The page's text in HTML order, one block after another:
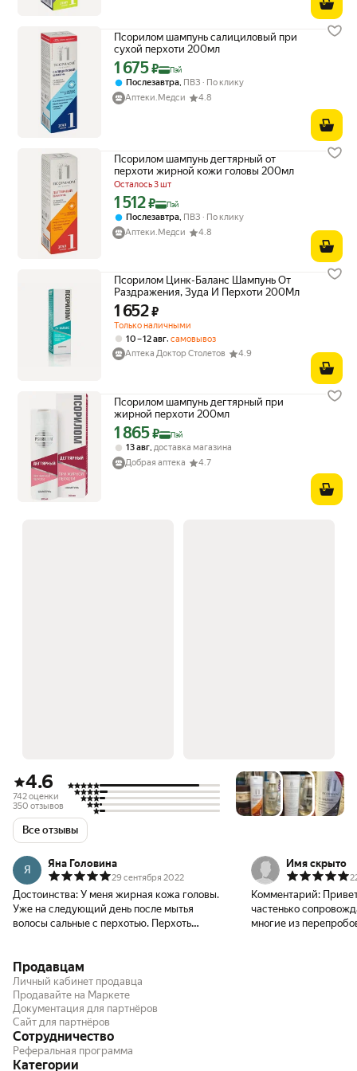
Псорилом шампунь салициловый при
сухой перхоти 200мл
Цена с картой Яндекс Пэй 1675 ₽ вместо
1 675₽ Пэй
Послезавтра, ПВЗ
По клику
Аптеки.Медси
4.8
Псорилом шампунь дегтярный от
перхоти жирной кожи головы 200мл
Осталось 3 шт
Цена с картой Яндекс Пэй 1512 ₽ вместо
1 512₽ Пэй
Послезавтра ПВЗ
По клику
Аптеки.Медси
4.8
Псорилом Цинк-Баланс Шампунь От
Раздражения, Зуда И Перхоти 200Мл
Цена 1652 ₽ вместо
1 652₽
Только наличными
10 – 12 авг, самовывоз
Аптека Доктор Столетов
4.9
Псорилом шампунь дегтярный при
жирной перхоти 200мл
Цена с картой Яндекс Пэй 1865 ₽ вместо
1 865₽ Пэй
13 авг, доставка магазина
Добрая аптека
4.7
4.6
742 оценки
350 отзывов
Все отзывы
Я
Яна Головина
29 сентября 2022
Достоинства: У меня жирная кожа головы.
Уже на следующий день после мытья
волосы сальные с перхотью. Перхоть
Обратилась к дерматологу. Он объяснил,
что перхоть – результат избыточного
кожного жира. Отсюда раздражение и зуд.
Посоветовал изменить рацион и мыть
волосы дегтярным шампунем «Псорилом».
В аптеке продавался набор шампуней
«Псорилом» - дегтярный и бессульфатный.
Купила набор из-за хорошей скидки.
Имя скрыто
Комментарий:
частенько
многие из
Продавцам
Личный кабинет продавца
Продавайте на Маркете
Документация для партнёров
Сайт для партнёров
Сотрудничество
Реферальная программа
Категории